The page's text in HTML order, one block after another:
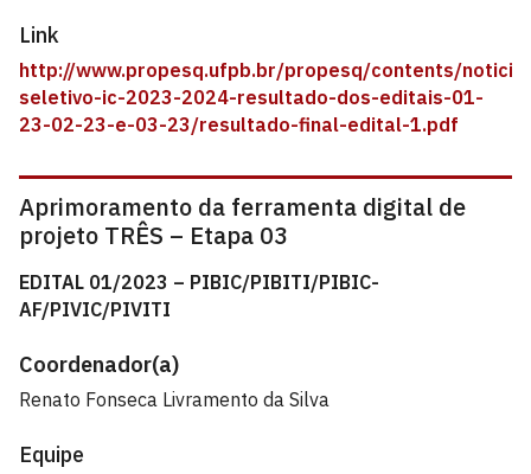
Link
http://www.propesq.ufpb.br/propesq/contents/
seletivo-ic-2023-2024-resultado-dos-editais-01-
23-02-23-e-03-23/resultado-final-edital-1.pdf
Aprimoramento da ferramenta digital de
projeto TRÊS – Etapa 03
EDITAL 01/2023 – PIBIC/PIBITI/PIBIC-
AF/PIVIC/PIVITI
Coordenador(a)
Renato Fonseca Livramento da Silva
Equipe